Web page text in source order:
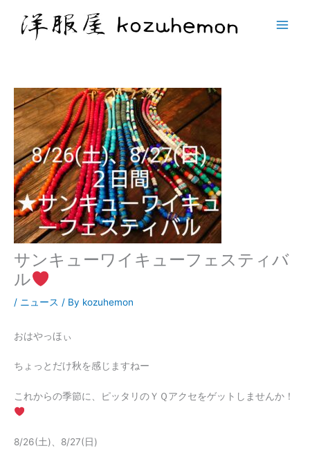
サンキューワイキューフェスティバ
ル
/ ニュース / By kozuhemon
おはやっほぃ
ちょっとだけ秋を感じますねー
これからの季節に、ピッタリのＹＱアクセをゲットしませんか！
8/26(土)、8/27(日)